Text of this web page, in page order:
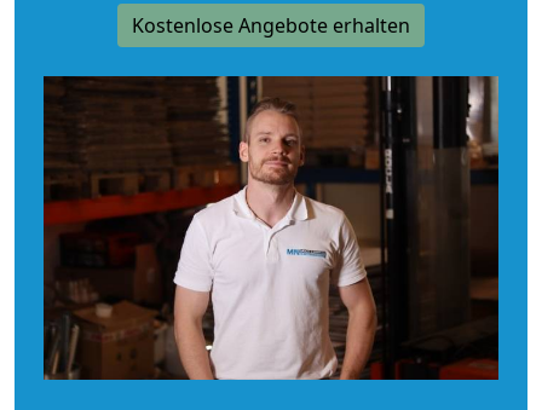
Kostenlose Angebote erhalten